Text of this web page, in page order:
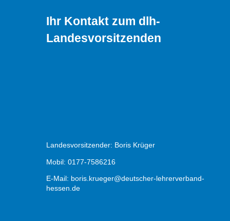
Ihr Kontakt zum dlh-
Landesvorsitzenden
Landesvorsitzender: Boris Krüger
Mobil: 0177-7586216
E-Mail: boris.krueger@deutscher-lehrerverband-
hessen.de